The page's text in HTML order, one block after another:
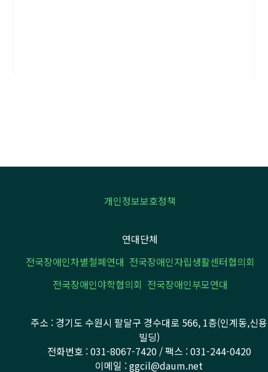
주소 : 경기도 수원시 팔달구 경수대로 566, 1층(인계동,신용
빌딩)
전화번호 : 031-8067-7420 / 팩스 : 031-244-0420
이메일 : ggcil@daum.net
연대단체
전국장애인차별철폐연대 전국장애인자립생활센터협의회
전국장애인야학협의회 전국장애인부모연대
개인정보보호정책